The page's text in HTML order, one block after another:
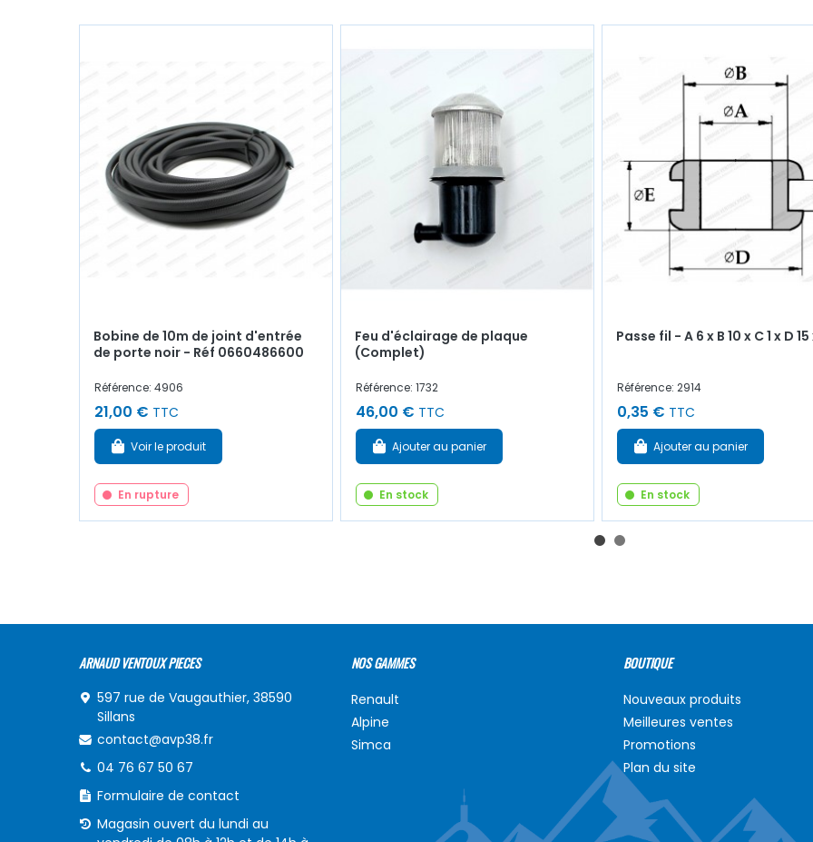
Bobine de 10m de joint d'entrée
de porte noir - Réf 0660486600
Référence: 4906
21,00 € TTC
Voir le produit
En rupture
Feu d'éclairage de plaque
(Complet)
Référence: 1732
46,00 € TTC
Ajouter au panier
En stock
Passe fil - A 6 x B 10 x C 1 x D 15
Référence: 2914
0,35 € TTC
Ajouter au panier
En stock
ARNAUD VENTOUX PIECES
597 rue de Vaugauthier, 38590
Sillans
contact@avp38.fr
04 76 67 50 67
Formulaire de contact
Magasin ouvert du lundi au
NOS GAMMES
Renault
Alpine
Simca
BOUTIQUE
Nouveaux produits
Meilleures ventes
Promotions
Plan du site